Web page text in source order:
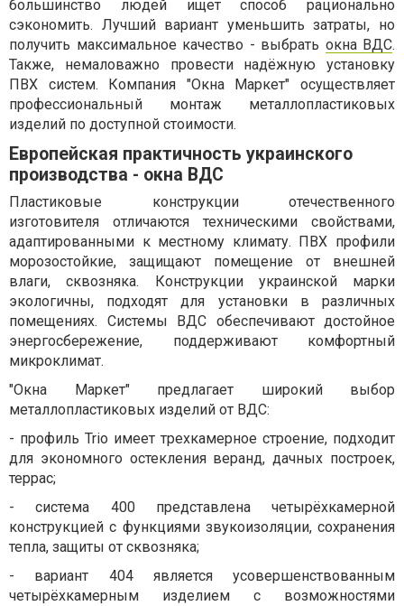
большинство людей ищет способ рационально
сэкономить. Лучший вариант уменьшить затраты, но
получить максимальное качество - выбрать окна ВДС.
Также, немаловажно провести надёжную установку
ПВХ систем. Компания "Окна Маркет" осуществляет
профессиональный монтаж металлопластиковых
изделий по доступной стоимости.
Европейская практичность украинского
производства - окна ВДС
Пластиковые конструкции отечественного
изготовителя отличаются техническими свойствами,
адаптированными к местному климату. ПВХ профили
морозостойкие, защищают помещение от внешней
влаги, сквозняка. Конструкции украинской марки
экологичны, подходят для установки в различных
помещениях. Системы ВДС обеспечивают достойное
энергосбережение, поддерживают комфортный
микроклимат.
"Окна Маркет" предлагает широкий выбор
металлопластиковых изделий от ВДС:
- профиль Trio имеет трехкамерное строение, подходит
для экономного остекления веранд, дачных построек,
террас;
- система 400 представлена четырёхкамерной
конструкцией с функциями звукоизоляции, сохранения
тепла, защиты от сквозняка;
- вариант 404 является усовершенствованным
четырёхкамерным изделием с возможностями